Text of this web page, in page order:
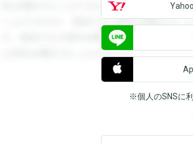
答を閲覧することができます。登録すると回答
ことができます。登録すると回答を閲覧するこ
す。登録すると回答を閲覧することができます
と回答を閲覧することができます。
※個人のSNSに